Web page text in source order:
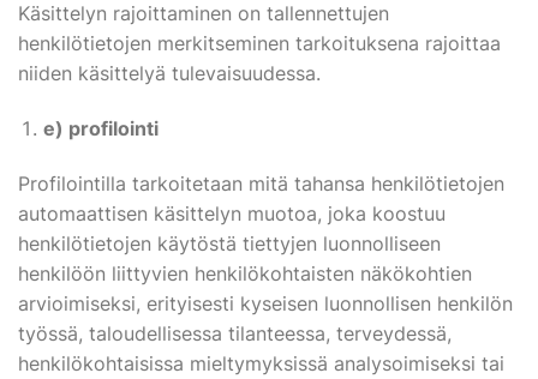
Käsittelyn rajoittaminen on tallennettujen
henkilötietojen merkitseminen tarkoituksena rajoittaa
niiden käsittelyä tulevaisuudessa.
e) profilointi
Profilointilla tarkoitetaan mitä tahansa henkilötietojen
automaattisen käsittelyn muotoa, joka koostuu
henkilötietojen käytöstä tiettyjen luonnolliseen
henkilöön liittyvien henkilökohtaisten näkökohtien
arvioimiseksi, erityisesti kyseisen luonnollisen henkilön
työssä, taloudellisessa tilanteessa, terveydessä,
henkilökohtaisissa mieltymyksissä analysoimiseksi tai